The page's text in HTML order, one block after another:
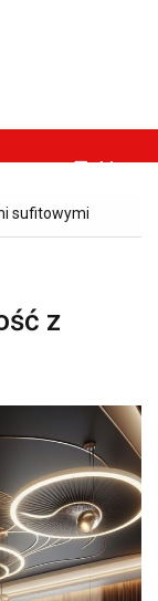
Menu
sufitowymi
z